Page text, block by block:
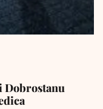
Dobrostanu